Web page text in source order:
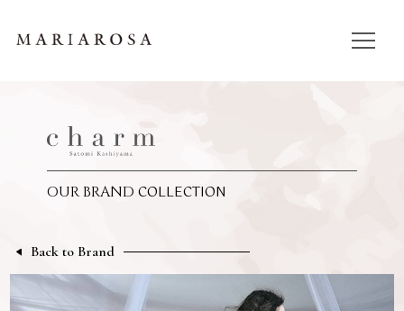
OUR BRAND COLLECTION
Back to Brand